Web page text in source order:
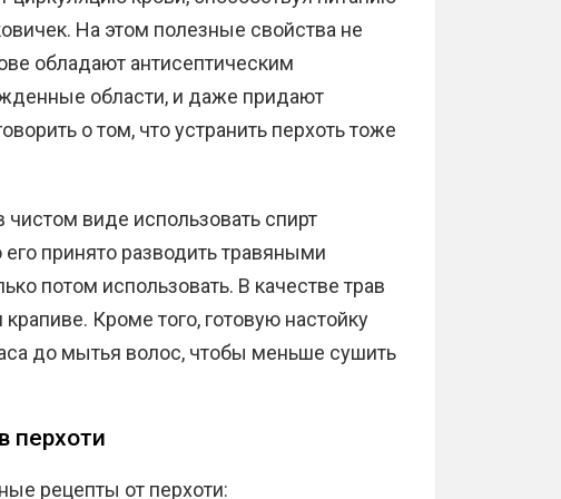
На этом полезные свойства не
обладают антисептическим
области, и даже придают
о том, что устранить перхоть тоже
виде использовать спирт
принято разводить травяными
потом использовать. В качестве трав
Кроме того, готовую настойку
до мытья волос, чтобы меньше сушить
перхоти
рецепты от перхоти: